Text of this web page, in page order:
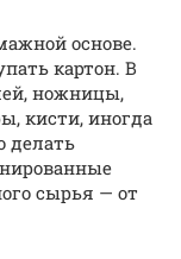
основе.
картон. В
ножницы,
кисти, иногда
делать
сырья — от